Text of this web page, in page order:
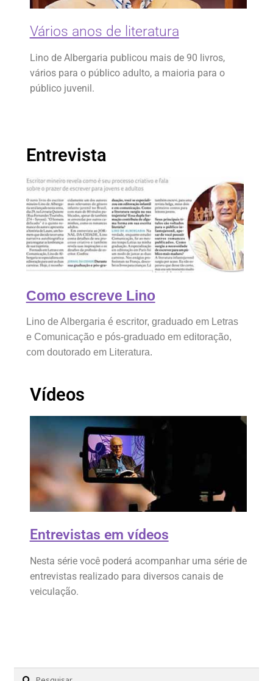
Vários anos de literatura
Lino de Albergaria publicou mais de 90 livros,
vários para o público adulto, a maioria para o
público juvenil.
Entrevista
Como escreve Lino
Lino de Albergaria é escritor, graduado em Letras
e Comunicação e pós-graduado em editoração,
com doutorado em Literatura.
Vídeos
Entrevistas em vídeos
Nesta série você poderá acompanhar uma série de
entrevistas realizado para diversos canais de
veiculação.